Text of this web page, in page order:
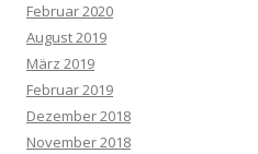
Februar 2020
August 2019
März 2019
Februar 2019
Dezember 2018
November 2018